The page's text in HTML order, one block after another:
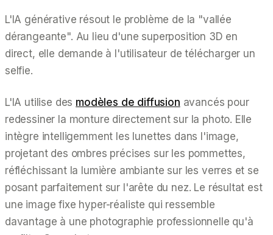
L'IA générative résout le problème de la "vallée
dérangeante". Au lieu d'une superposition 3D en
direct, elle demande à l'utilisateur de télécharger un
selfie.
L'IA utilise des modèles de diffusion avancés pour
redessiner la monture directement sur la photo. Elle
intègre intelligemment les lunettes dans l'image,
projetant des ombres précises sur les pommettes,
réfléchissant la lumière ambiante sur les verres et se
posant parfaitement sur l'arête du nez. Le résultat est
une image fixe hyper-réaliste qui ressemble
davantage à une photographie professionnelle qu'à